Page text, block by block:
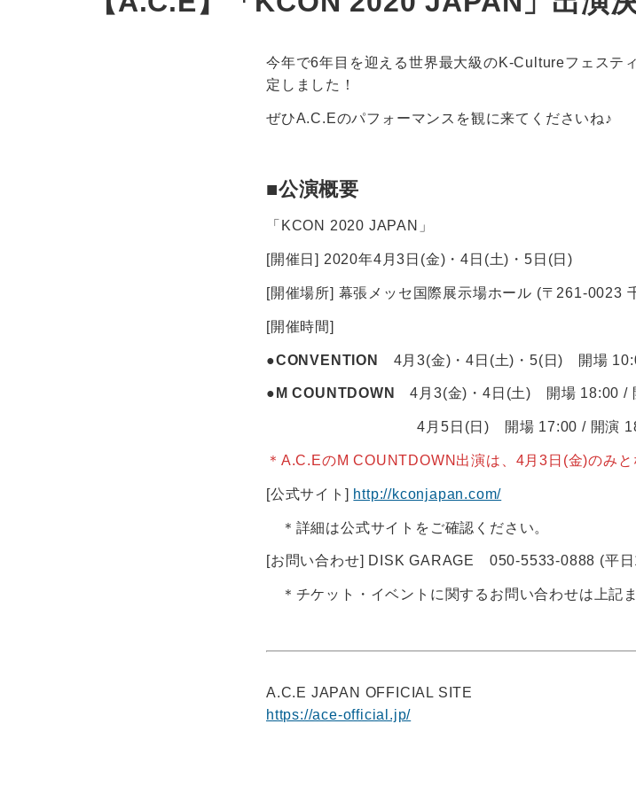
今年で6年目を迎える世界最大級のK-Cultureフェス
定しました！
ぜひA.C.Eのパフォーマンスを観に来てくださいね♪
■公演概要
「KCON 2020 JAPAN」
[開催日] 2020年4月3日(金)・4日(土)・5日(日)
[開催場所] 幕張メッセ国際展示場ホール (〒261-0023
[開催時間]
●CONVENTION 4月3(金)・4日(土)・5(日) 開場
●M COUNTDOWN 4月3(金)・4日(土) 開場 18:00 /
4月5日(日) 開場 17:00 / 開演
＊A.C.EのM COUNTDOWN出演は、4月3日(金)のみと
[公式サイト] http://kconjapan.com/
＊詳細は公式サイトをご確認ください。
[お問い合わせ] DISK GARAGE 050-5533-0888 (平
＊チケット・イベントに関するお問い合わせは上記
A.C.E JAPAN OFFICIAL SITE
https://ace-official.jp/